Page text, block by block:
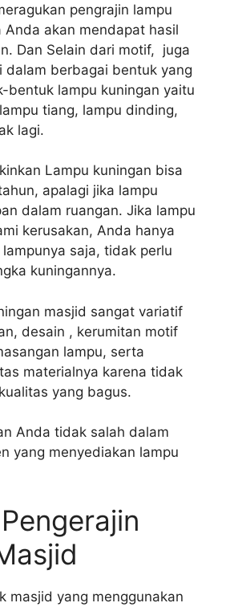
pengrajin lampu
Anda akan mendapat hasil
Dan Selain dari motif, juga
dalam berbagai bentuk yang
bentuk lampu kuningan yaitu
tiang, lampu dinding,
lagi.
Lampu kuningan bisa
apalagi jika lampu
dalam ruangan. Jika lampu
kerusakan, Anda hanya
saja, tidak perlu
kuningannya.
masjid sangat variatif
desain , kerumitan motif
lampu, serta
materialnya karena tidak
yang bagus.
Anda tidak salah dalam
yang menyediakan lampu
masjid yang menggunakan